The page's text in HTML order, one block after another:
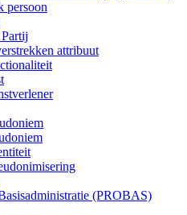
persoon
attribuut
(PROBAS)